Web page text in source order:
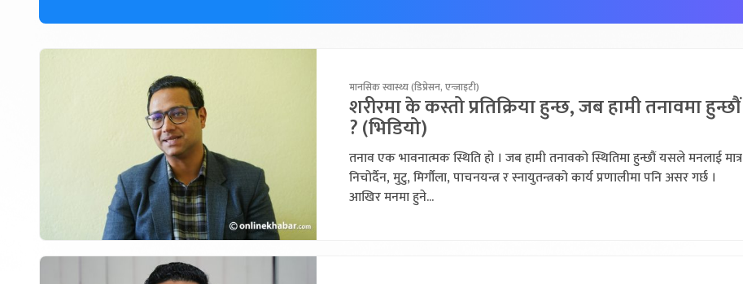
मानसिक स्वास्थ्य (डिप्रेसन, एन्जाइटी)
शरीरमा के कस्तो प्रतिक्रिया हुन्छ, जब हामी तनावमा हुन्छौं
? (भिडियो)
तनाव एक भावनात्मक स्थिति हो । जब हामी तनावको स्थितिमा हुन्छौं यसले मनलाई मात्र
निचोर्दैन, मुटु, मिर्गौला, पाचनयन्त्र र स्नायुतन्त्रको कार्य प्रणालीमा पनि असर गर्छ ।
आखिर मनमा हुने...